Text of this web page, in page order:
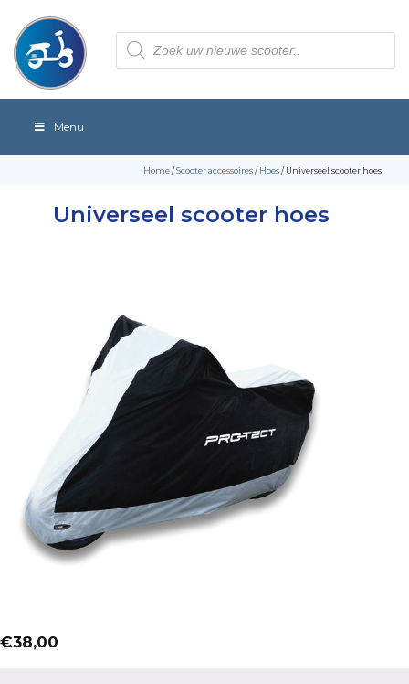
Producten
zoeken
Menu
Home/Scooter accessoires/Hoes/ Universeel scooter hoes
Universeel scooter hoes
€38,00